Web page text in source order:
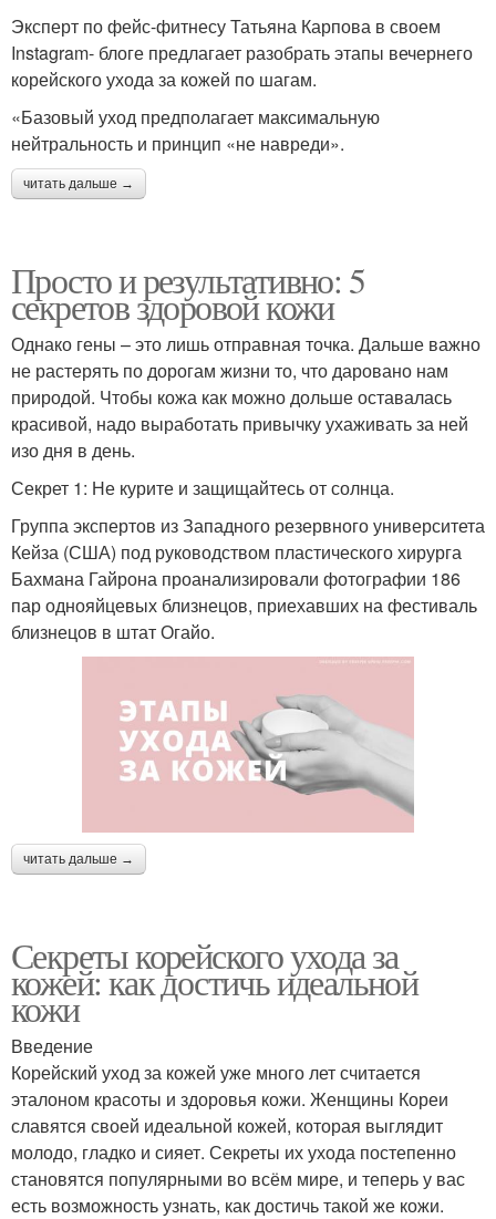
Эксперт по фейс-фитнесу Татьяна Карпова в своем
Instagram- блоге предлагает разобрать этапы вечернего
корейского ухода за кожей по шагам.
«Базовый уход предполагает максимальную
нейтральность и принцип «не навреди».
читать дальше →
Просто и результативно: 5
секретов здоровой кожи
Однако гены – это лишь отправная точка. Дальше важно
не растерять по дорогам жизни то, что даровано нам
природой. Чтобы кожа как можно дольше оставалась
красивой, надо выработать привычку ухаживать за ней
изо дня в день.
Секрет 1: Не курите и защищайтесь от солнца.
Группа экспертов из Западного резервного университета
Кейза (США) под руководством пластического хирурга
Бахмана Гайрона проанализировали фотографии 186
пар однояйцевых близнецов, приехавших на фестиваль
близнецов в штат Огайо.
читать дальше →
Секреты корейского ухода за
кожей: как достичь идеальной
кожи
Введение
Корейский уход за кожей уже много лет считается
эталоном красоты и здоровья кожи. Женщины Кореи
славятся своей идеальной кожей, которая выглядит
молодо, гладко и сияет. Секреты их ухода постепенно
становятся популярными во всём мире, и теперь у вас
есть возможность узнать, как достичь такой же кожи.